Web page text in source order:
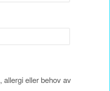
eller behov av